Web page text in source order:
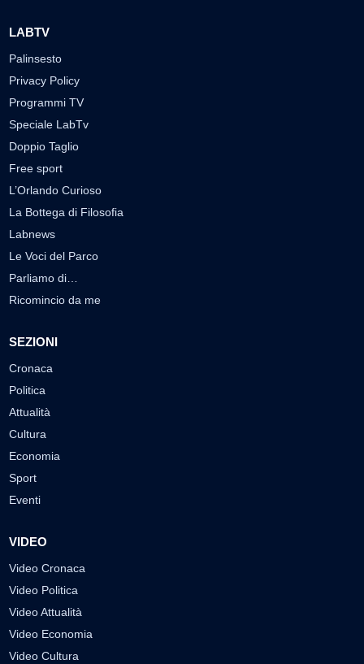
LABTV
Palinsesto
Privacy Policy
Programmi TV
Speciale LabTv
Doppio Taglio
Free sport
L’Orlando Curioso
La Bottega di Filosofia
Labnews
Le Voci del Parco
Parliamo di…
Ricomincio da me
SEZIONI
Cronaca
Politica
Attualità
Cultura
Economia
Sport
Eventi
VIDEO
Video Cronaca
Video Politica
Video Attualità
Video Economia
Video Cultura